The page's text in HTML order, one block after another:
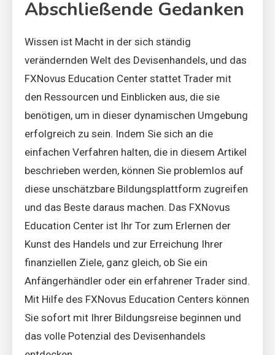
Abschließende Gedanken
Wissen ist Macht in der sich ständig
verändernden Welt des Devisenhandels, und das
FXNovus Education Center stattet Trader mit
den Ressourcen und Einblicken aus, die sie
benötigen, um in dieser dynamischen Umgebung
erfolgreich zu sein. Indem Sie sich an die
einfachen Verfahren halten, die in diesem Artikel
beschrieben werden, können Sie problemlos auf
diese unschätzbare Bildungsplattform zugreifen
und das Beste daraus machen. Das FXNovus
Education Center ist Ihr Tor zum Erlernen der
Kunst des Handels und zur Erreichung Ihrer
finanziellen Ziele, ganz gleich, ob Sie ein
Anfängerhändler oder ein erfahrener Trader sind.
Mit Hilfe des FXNovus Education Centers können
Sie sofort mit Ihrer Bildungsreise beginnen und
das volle Potenzial des Devisenhandels